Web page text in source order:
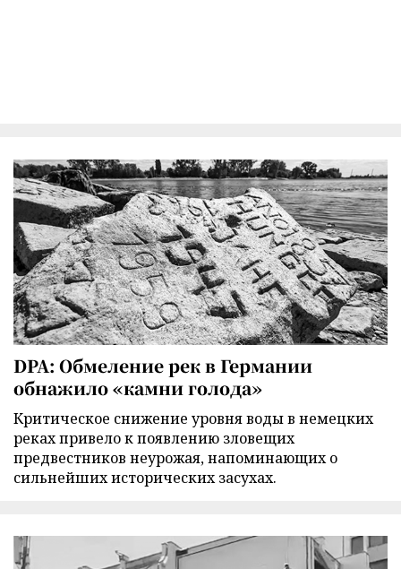
DPA: Обмеление рек в Германии
обнажило «камни голода»
Критическое снижение уровня воды в немецких
реках привело к появлению зловещих
предвестников неурожая, напоминающих о
сильнейших исторических засухах.